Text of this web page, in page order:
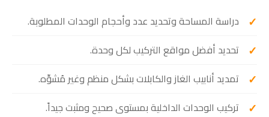
دراسة المساحة وتحديد عدد وأحجام الوحدات المطلوبة.
تحديد أفضل مواقع التركيب لكل وحدة.
تمديد أنابيب الغاز والكابلات بشكل منظم وغير مُشوِّه.
تركيب الوحدات الداخلية بمستوى صحيح ومثبت جيداً.